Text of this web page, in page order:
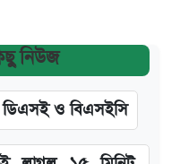
নিউজ
ডিএসই ও বিএসইসি